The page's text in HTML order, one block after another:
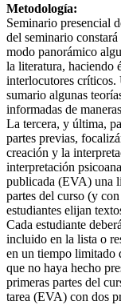
Metodología:
Seminario presencial
del seminario
modo panorámico
la literatura, haciendo
interlocutores críticos.
sumario algunas
informadas de
La tercera, y última,
partes previas,
creación y la
interpretación
publicada (EVA) una
partes del curso (y
estudiantes elijan
Cada estudiante
incluido en la lista o
en un tiempo limitado
que no haya hecho
primeras partes del
tarea (EVA) con dos